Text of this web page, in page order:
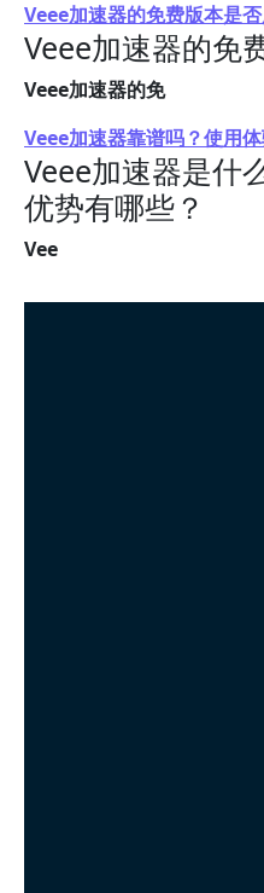
Veee加速器的免费版本是
Veee加速器的免
Veee加速器的免
Veee加速器靠谱吗？使用
Veee加速器是什
优势有哪些？
Vee